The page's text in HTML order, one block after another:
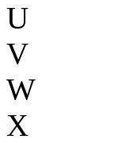
U
V
W
X